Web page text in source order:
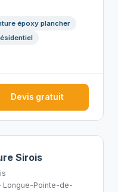
époxy plancher
Devis gratuit
Sirois
Pointe-de-